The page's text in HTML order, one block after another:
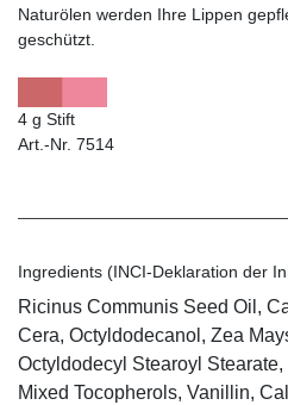
Naturölen werden Ihre Lippen
geschützt.
4 g Stift
Art.-Nr. 7514
Ingredients (INCI-Deklaration der
Ricinus Communis Seed Oil,
Cera, Octyldodecanol, Zea
Octyldodecyl Stearoyl
Mixed Tocopherols, Vanillin,